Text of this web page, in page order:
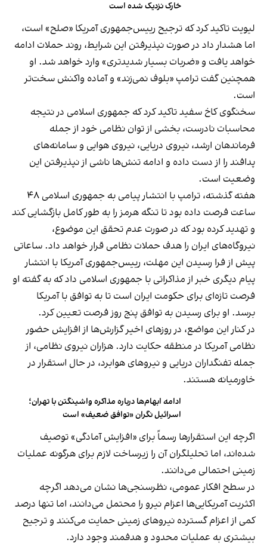
خارک نزدیک شده است
لیویت تاکید کرد که ترجیح رییس‌جمهوری آمریکا «صلح» است،
اما هشدار داد در صورت نپذیرفتن این شرایط، روند حملات ادامه
خواهد یافت و «ضربات بسیار شدیدتری» وارد خواهد شد. او
همچنین گفت ترامپ «بلوف نمی‌زند» و آماده واکنش سخت‌تر
است.
سخنگوی کاخ سفید تاکید کرد که جمهوری اسلامی در نتیجه
محاسبات نادرست، بخشی از توان نظامی خود از جمله
فرماندهان ارشد، نیروی دریایی، نیروی هوایی و سامانه‌های
پدافند را از دست داده و ادامه تنش‌ها ناشی از نپذیرفتن این
وضعیت است.
هفته گذشته، ترامپ با انتشار پیامی به جمهوری اسلامی ۴۸
ساعت فرصت داده بود تا تنگه هرمز را به طور کامل بازگشایی کند
و تهدید کرده بود که در صورت عدم تحقق این موضوع،
نیروگاه‌های ایران را هدف حملات نظامی قرار خواهد داد. ساعاتی
پیش از فرا رسیدن این مهلت، رییس‌جمهوری آمریکا با انتشار
پیام دیگری خبر از مذاکراتی با جمهوری اسلامی داد که به گفته او
فرصت تازه‌ای برای حکومت ایران است تا به توافق با آمریکا
برسد. او برای رسیدن به توافق پنج روز فرصت تعیین کرد.
در کنار این مواضع، در روزهای اخیر گزارش‌ها از افزایش حضور
نظامی آمریکا در منطقه حکایت دارد. هزاران نیروی نظامی، از
جمله تفنگداران دریایی و نیروهای هوابرد، در حال استقرار در
خاورمیانه هستند.
ادامه ابهام‌ها درباره مذاکره واشینگتن با تهران؛
اسرائیل نگران «توافق ضعیف» است
اگرچه این استقرارها رسماً برای «افزایش آمادگی» توصیف
شده‌اند، اما تحلیلگران آن را زیرساخت لازم برای هرگونه عملیات
زمینی احتمالی می‌دانند.
در سطح افکار عمومی، نظرسنجی‌ها نشان می‌دهد اگرچه
اکثریت آمریکایی‌ها اعزام نیرو را محتمل می‌دانند، اما تنها درصد
کمی از اعزام گسترده نیروهای زمینی حمایت می‌کنند و ترجیح
بیشتری به عملیات محدود و هدفمند وجود دارد.